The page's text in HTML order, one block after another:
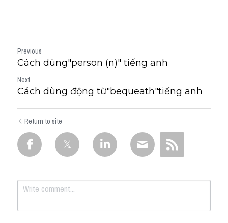
Previous
Cách dùng"person (n)" tiếng anh
Next
Cách dùng động từ"bequeath"tiếng anh
Return to site